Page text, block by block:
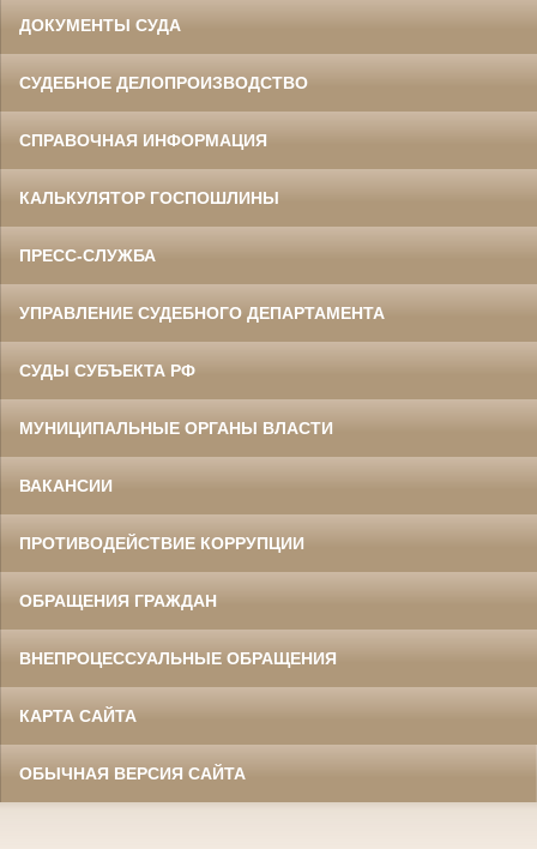
ДОКУМЕНТЫ СУДА
СУДЕБНОЕ ДЕЛОПРОИЗВОДСТВО
СПРАВОЧНАЯ ИНФОРМАЦИЯ
КАЛЬКУЛЯТОР ГОСПОШЛИНЫ
ПРЕСС-СЛУЖБА
УПРАВЛЕНИЕ СУДЕБНОГО ДЕПАРТАМЕНТА
СУДЫ СУБЪЕКТА РФ
МУНИЦИПАЛЬНЫЕ ОРГАНЫ ВЛАСТИ
ВАКАНСИИ
ПРОТИВОДЕЙСТВИЕ КОРРУПЦИИ
ОБРАЩЕНИЯ ГРАЖДАН
ВНЕПРОЦЕССУАЛЬНЫЕ ОБРАЩЕНИЯ
КАРТА САЙТА
ОБЫЧНАЯ ВЕРСИЯ САЙТА